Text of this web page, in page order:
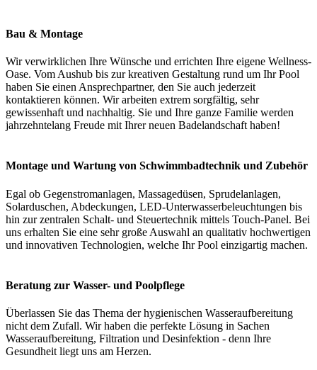
Bau & Montage
Wir verwirklichen Ihre Wünsche und errichten Ihre eigene Wellness-
Oase. Vom Aushub bis zur kreativen Gestaltung rund um Ihr Pool
haben Sie einen Ansprechpartner, den Sie auch jederzeit
kontaktieren können. Wir arbeiten extrem sorgfältig, sehr
gewissenhaft und nachhaltig. Sie und Ihre ganze Familie werden
jahrzehntelang Freude mit Ihrer neuen Badelandschaft haben!
Montage und Wartung von Schwimmbadtechnik und Zubehör
Egal ob Gegenstromanlagen, Massagedüsen, Sprudelanlagen,
Solarduschen, Abdeckungen, LED-Unterwasserbeleuchtungen bis
hin zur zentralen Schalt- und Steuertechnik mittels Touch-Panel. Bei
uns erhalten Sie eine sehr große Auswahl an qualitativ hochwertigen
und innovativen Technologien, welche Ihr Pool einzigartig machen.
Beratung zur Wasser- und Poolpflege
Überlassen Sie das Thema der hygienischen Wasseraufbereitung
nicht dem Zufall. Wir haben die perfekte Lösung in Sachen
Wasseraufbereitung, Filtration und Desinfektion - denn Ihre
Gesundheit liegt uns am Herzen.